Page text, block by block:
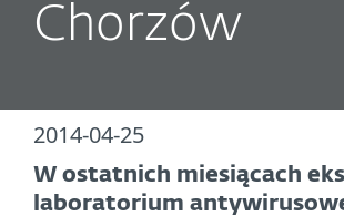
Chorzów
2014-04-25
W ostatnich miesiącach
laboratorium